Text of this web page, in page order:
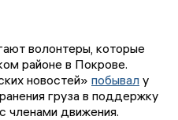
волонтеры, которые
районе в Покрове.
новостей» побывал у
груза в поддержку
членами движения.